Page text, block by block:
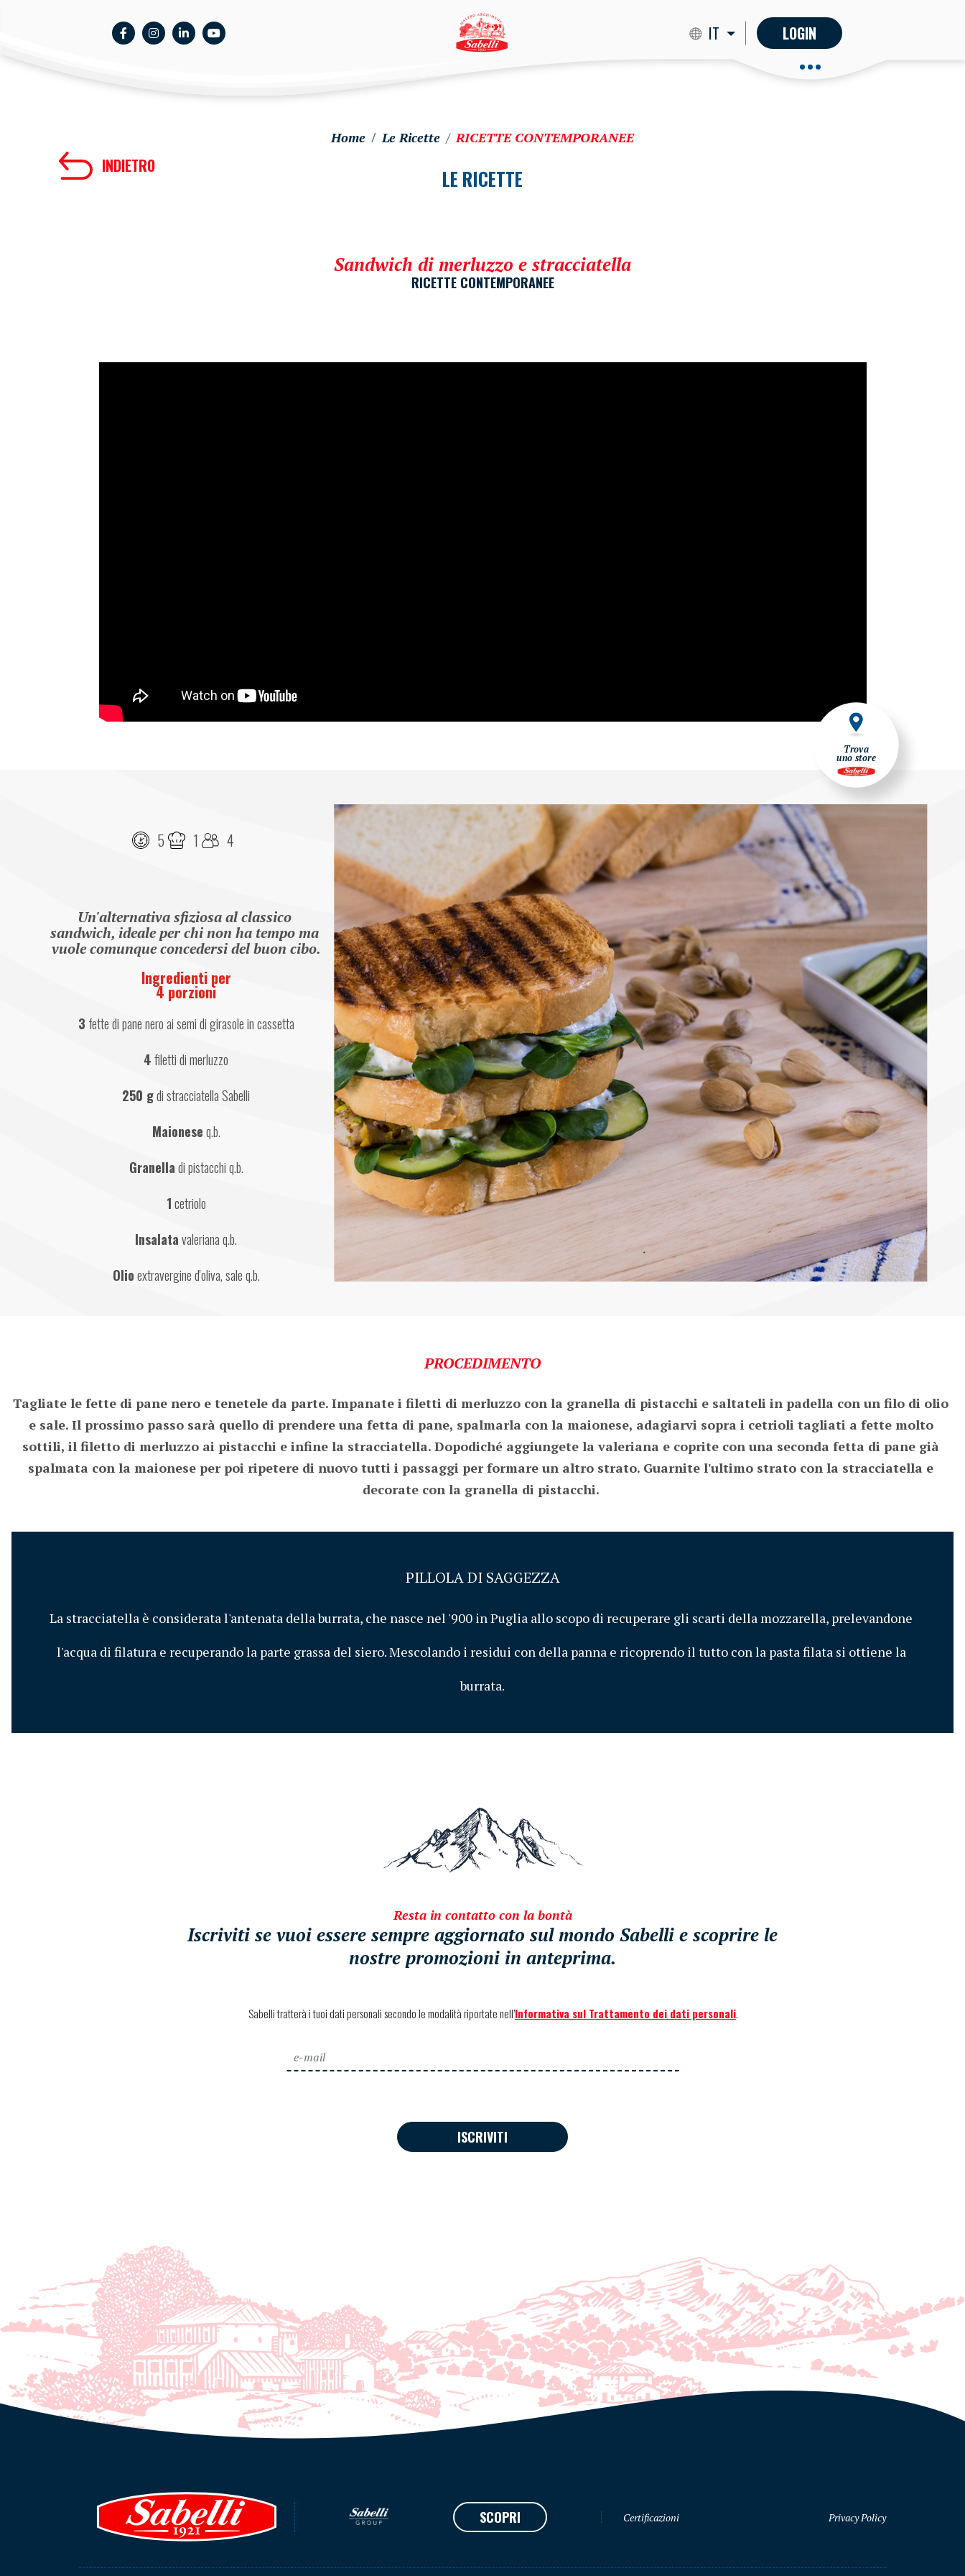
IT LOGIN
Trova
uno store
Home Le Ricette RICETTE CONTEMPORANEE
INDIETRO LE RICETTE
Sandwich di merluzzo e stracciatella
RICETTE CONTEMPORANEE
5 1 4
Un'alternativa sfiziosa al classico
sandwich, ideale per chi non ha tempo ma
vuole comunque concedersi del buon cibo.
Ingredienti per
4 porzioni
3 fette di pane nero ai semi di girasole in cassetta
4 filetti di merluzzo
250 g di stracciatella Sabelli
Maionese q.b.
Granella di pistacchi q.b.
1 cetriolo
Insalata valeriana q.b.
Olio extravergine d'oliva, sale q.b.
PROCEDIMENTO
Tagliate le fette di pane nero e tenetele da parte. Impanate i filetti di merluzzo con la granella di pistacchi e saltateli in padella con un filo di olio
e sale. Il prossimo passo sarà quello di prendere una fetta di pane, spalmarla con la maionese, adagiarvi sopra i cetrioli tagliati a fette molto
sottili, il filetto di merluzzo ai pistacchi e infine la stracciatella. Dopodiché aggiungete la valeriana e coprite con una seconda fetta di pane già
spalmata con la maionese per poi ripetere di nuovo tutti i passaggi per formare un altro strato. Guarnite l'ultimo strato con la stracciatella e
decorate con la granella di pistacchi.
PILLOLA DI SAGGEZZA
La stracciatella è considerata l'antenata della burrata, che nasce nel '900 in Puglia allo scopo di recuperare gli scarti della mozzarella, prelevandone
l'acqua di filatura e recuperando la parte grassa del siero. Mescolando i residui con della panna e ricoprendo il tutto con la pasta filata si ottiene la
burrata.
Resta in contatto con la bontà
Iscriviti se vuoi essere sempre aggiornato sul mondo Sabelli e scoprire le
nostre promozioni in anteprima.
Sabelli tratterà i tuoi dati personali secondo le modalità riportate nell’Informativa sul Trattamento dei dati personali.
ISCRIVITI
SCOPRI Certificazioni Privacy Policy